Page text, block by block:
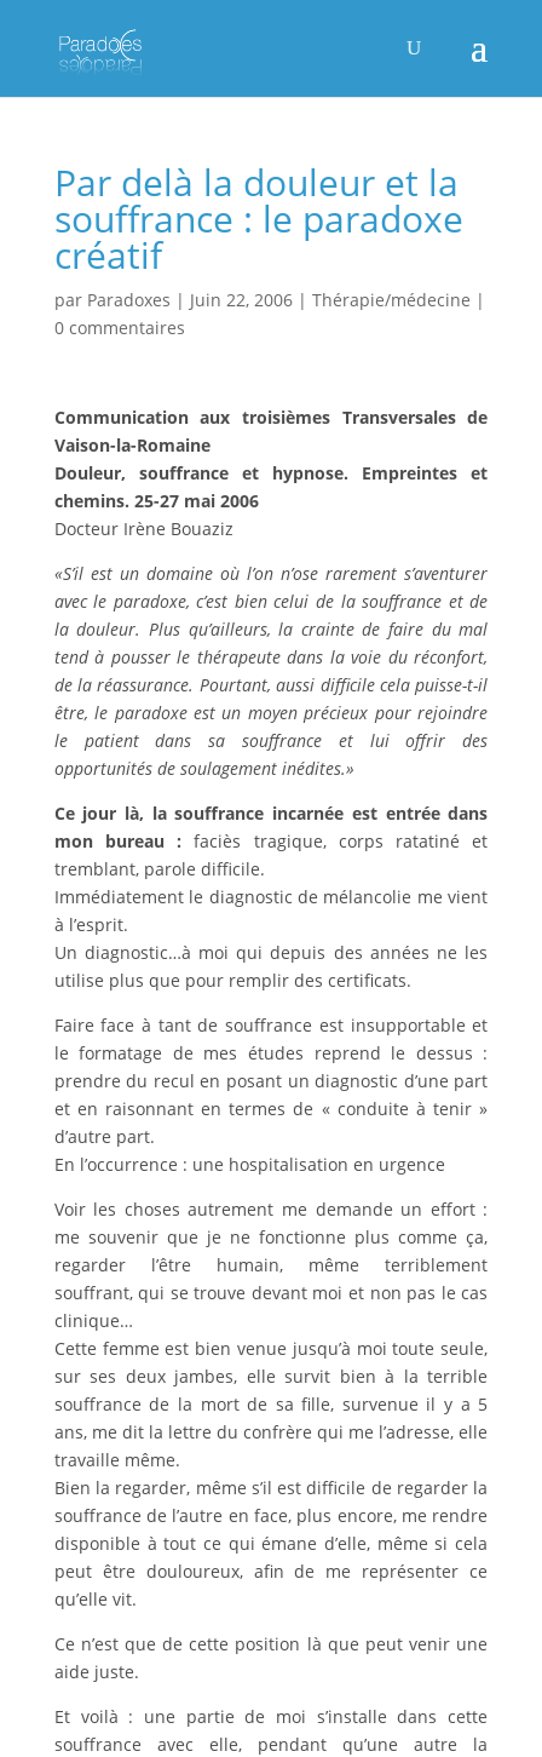
Par delà la douleur et la
souffrance : le paradoxe
créatif
par Paradoxes | Juin 22, 2006| Thérapie/médecine |
0 commentaires
Communication aux troisièmes Transversales de
Vaison-la-Romaine
Douleur, souffrance et hypnose. Empreintes et
chemins. 25-27 mai 2006
Docteur Irène Bouaziz
«S’il est un domaine où l’on n’ose rarement s’aventurer
avec le paradoxe, c’est bien celui de la souffrance et de
la douleur. Plus qu’ailleurs, la crainte de faire du mal
tend à pousser le thérapeute dans la voie du réconfort,
de la réassurance. Pourtant, aussi difficile cela puisse-t-il
être, le paradoxe est un moyen précieux pour rejoindre
le patient dans sa souffrance et lui offrir des
opportunités de soulagement inédites.»
Ce jour là, la souffrance incarnée est entrée dans
mon bureau : faciès tragique, corps ratatiné et
tremblant, parole difficile.
Immédiatement le diagnostic de mélancolie me vient
à l’esprit.
Un diagnostic…à moi qui depuis des années ne les
utilise plus que pour remplir des certificats.
Faire face à tant de souffrance est insupportable et
le formatage de mes études reprend le dessus :
prendre du recul en posant un diagnostic d’une part
et en raisonnant en termes de « conduite à tenir »
d’autre part.
En l’occurrence : une hospitalisation en urgence
Voir les choses autrement me demande un effort :
me souvenir que je ne fonctionne plus comme ça,
regarder l’être humain, même terriblement
souffrant, qui se trouve devant moi et non pas le cas
clinique…
Cette femme est bien venue jusqu’à moi toute seule,
sur ses deux jambes, elle survit bien à la terrible
souffrance de la mort de sa fille, survenue il y a 5
ans, me dit la lettre du confrère qui me l’adresse, elle
travaille même.
Bien la regarder, même s’il est difficile de regarder la
souffrance de l’autre en face, plus encore, me rendre
disponible à tout ce qui émane d’elle, même si cela
peut être douloureux, afin de me représenter ce
qu’elle vit.
Ce n’est que de cette position là que peut venir une
aide juste.
Et voilà : une partie de moi s’installe dans cette
souffrance avec elle, pendant qu’une autre la